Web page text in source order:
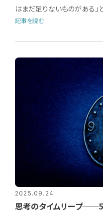
はまだ足りないものがある
記事を読む
2025.09.24
思考のタイムリープ